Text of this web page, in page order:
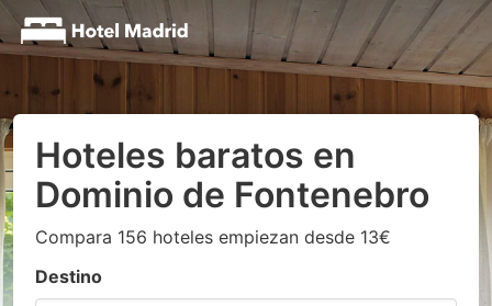
Hoteles baratos en
Dominio de Fontenebro
Compara 156 hoteles empiezan desde 13€
Destino